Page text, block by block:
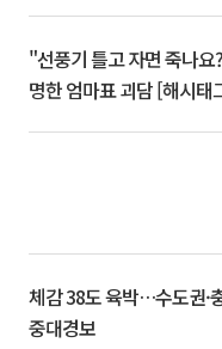
"선풍기 틀고 자면 죽나
명한 엄마표 괴담 [해시태
체감 38도 육박…수도권·
중대경보